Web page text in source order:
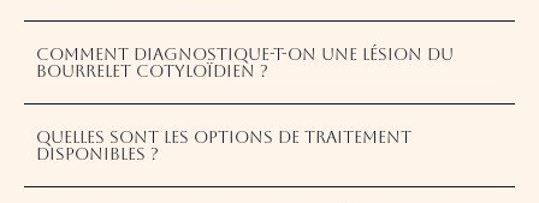
Amélioration de la flexibilité
Adaptation des activités sportives
Comment diagnostique-t-on une lésion du
bourrelet cotyloïdien ?
Quelles sont les options de traitement
disponibles ?